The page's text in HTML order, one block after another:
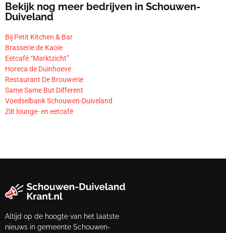
Bekijk nog meer bedrijven in Schouwen-
Duiveland
Bij Petit Kitchen & Bar
Brasserie de Kaoie
Eetcafé “Marktzicht”
Horeca de Duinhoeve
Restaurant De Brouwerie
Same Same But Different
Voedselbank Schouwen-Duiveland
Zilt lounge- en eetcafé
Altijd op de hoogte van het laatste
nieuws in gemeente Schouwen-